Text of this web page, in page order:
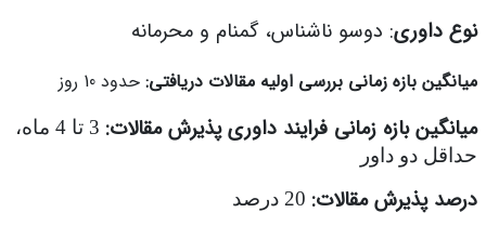
نوع داوری: دوسو ناشناس، گمنام و محرمانه
میانگین بازه زمانی بررسی اولیه مقالات دریافتی: حدود 10 روز
میانگین بازه زمانی فرایند داوری پذیرش مقالات:
3 تا 4 ماه،
حداقل دو داور
درصد پذیرش مقالات: